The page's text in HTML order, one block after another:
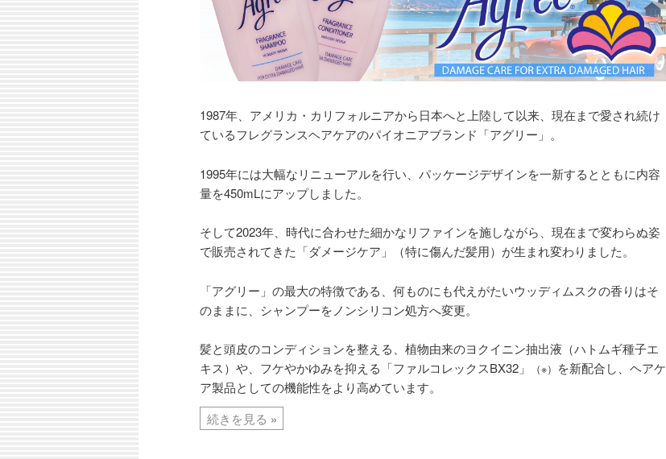
ン
ツ
移
動
ツ
へ
動
1987年、アメリカ・カリフォルニアから日本へと上陸して以来、現在まで愛され続け
ているフレグランスヘアケアのパイオニアブランド「アグリー」。
1995年には大幅なリニューアルを行い、パッケージデザインを一新するとともに内容
量を450mLにアップしました。
そして2023年、時代に合わせた細かなリファインを施しながら、現在まで変わらぬ姿
で販売されてきた「ダメージケア」（特に傷んだ髪用）が生まれ変わりました。
「アグリー」の最大の特徴である、何ものにも代えがたいウッディムスクの香りはそ
のままに、シャンプーをノンシリコン処方へ変更。
髪と頭皮のコンディションを整える、植物由来のヨクイニン抽出液（ハトムギ種子エ
キス）や、フケやかゆみを抑える「ファルコレックスBX32」
（※） を新配合し、ヘアケ
ア製品としての機能性をより高めています。
続きを見る »